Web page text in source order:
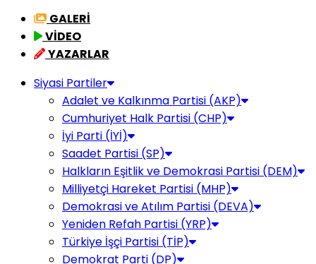
GALERİ
VİDEO
YAZARLAR
Siyasi Partiler
Adalet ve Kalkınma Partisi (AKP)
Cumhuriyet Halk Partisi (CHP)
İyi Parti (İYİ)
Saadet Partisi (SP)
Halkların Eşitlik ve Demokrasi Partisi (DEM)
Milliyetçi Hareket Partisi (MHP)
Demokrasi ve Atılım Partisi (DEVA)
Yeniden Refah Partisi (YRP)
Türkiye İşçi Partisi (TİP)
Demokrat Parti (DP)